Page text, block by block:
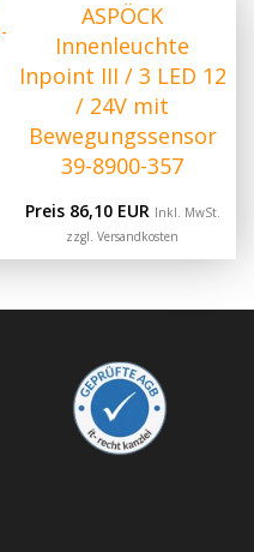
ASPÖCK
Innenleuchte
Inpoint III / 3 LED 12
/ 24V mit
Bewegungssensor
39-8900-357
Preis 86,10 EUR Inkl. MwSt.
zzgl.Versandkosten